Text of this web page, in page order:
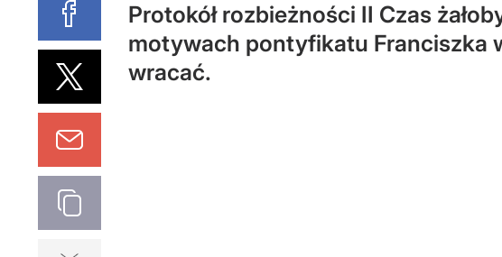
Protokół rozbieżności II Czas
motywach pontyfikatu Franciszka
wracać.